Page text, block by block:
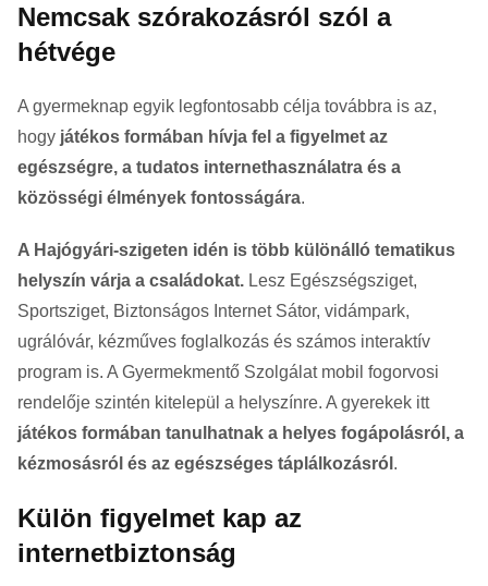
Nemcsak szórakozásról szól a
hétvége
A gyermeknap egyik legfontosabb célja továbbra is az,
hogy játékos formában hívja fel a figyelmet az
egészségre, a tudatos internethasználatra és a
közösségi élmények fontosságára.
A Hajógyári-szigeten idén is több különálló tematikus
helyszín várja a családokat. Lesz Egészségsziget,
Sportsziget, Biztonságos Internet Sátor, vidámpark,
ugrálóvár, kézműves foglalkozás és számos interaktív
program is. A Gyermekmentő Szolgálat mobil fogorvosi
rendelője szintén kitelepül a helyszínre. A gyerekek itt
játékos formában tanulhatnak a helyes fogápolásról, a
kézmosásról és az egészséges táplálkozásról .
Külön figyelmet kap az
internetbiztonság